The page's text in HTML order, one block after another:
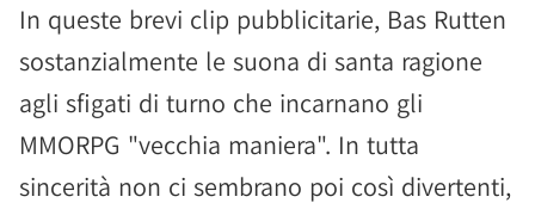
In queste brevi clip pubblicitarie, Bas Rutten
sostanzialmente le suona di santa ragione
agli sfigati di turno che incarnano gli
MMORPG "vecchia maniera". In tutta
sincerità non ci sembrano poi così divertenti,